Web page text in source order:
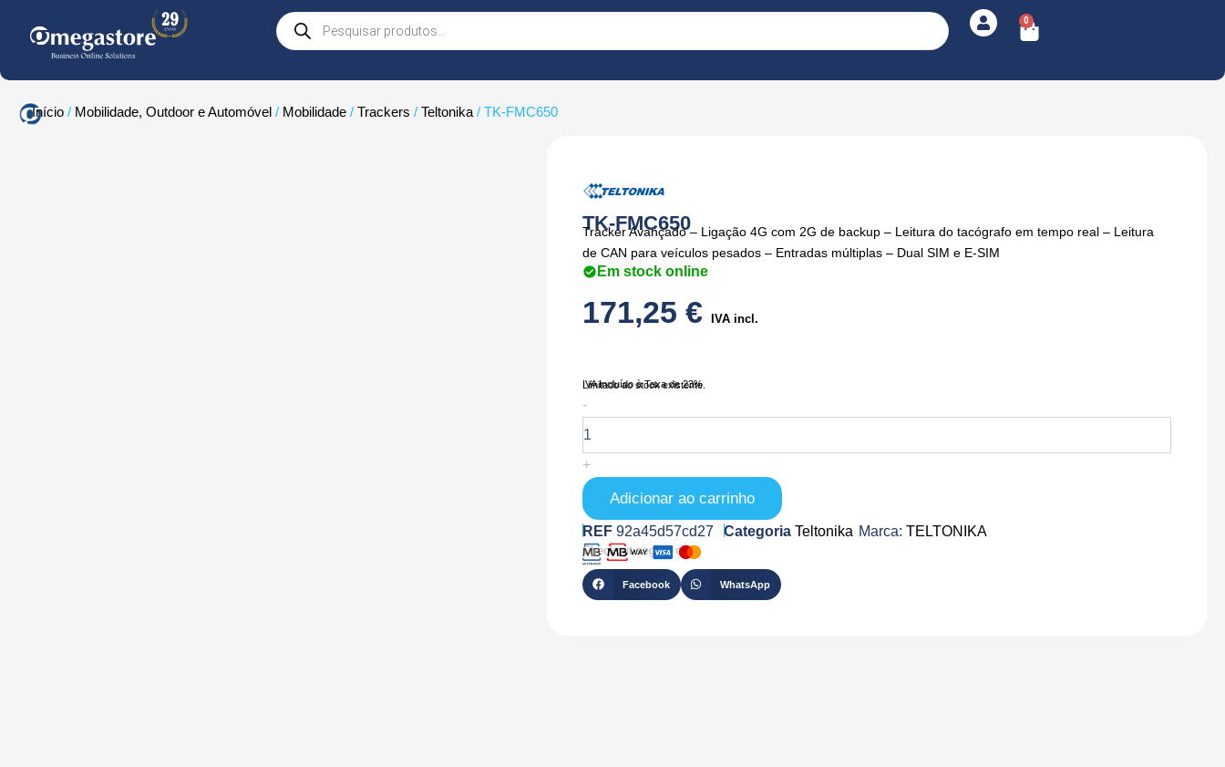
Products
search
0
Cart
Início / Mobilidade, Outdoor e Automóvel / Mobilidade /Trackers /Teltonika / TK-FMC650
TK-FMC650
Tracker Avançado – Ligação 4G com 2G de backup – Leitura do tacógrafo em tempo real – Leitura
de CAN para veículos pesados – Entradas múltiplas – Dual SIM e E-SIM
Em stock online
171,25€ IVA incl.
IVA Incluído à Taxa de 23%
Limitado ao stock existente.
-
de
TK-
FMC650
+
Adicionar ao carrinho
REF92a45d57cd27 Categoria Teltonika Marca: TELTONIKA
Checkout seguro com
Facebook WhatsApp